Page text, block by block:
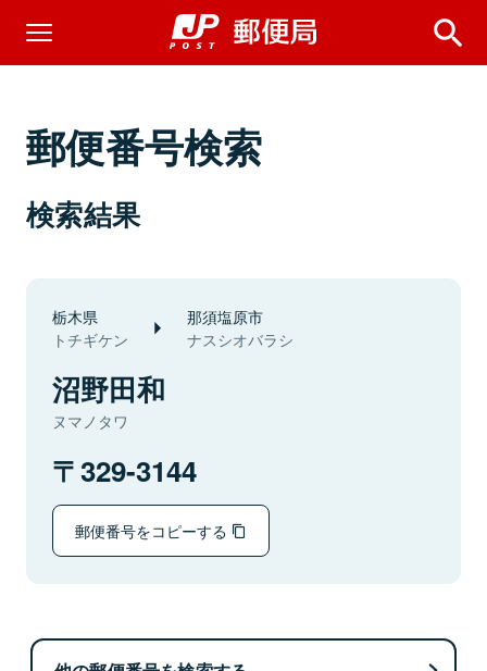
郵便番号検索
検索結果
栃木県
トチギケン
那須塩原市
ナスシオバラシ
沼野田和
ヌマノタワ
329-3144
郵便番号をコピーする